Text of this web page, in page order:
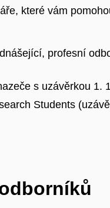
které vám
profesní
s uzávěrkou 1.
Students